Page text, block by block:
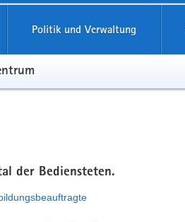
Politik und Verwaltung
der Bediensteten.